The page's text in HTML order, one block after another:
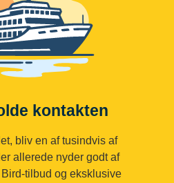
kontakten
bliv en af tusindvis af
allerede nyder godt af
tilbud og eksklusive